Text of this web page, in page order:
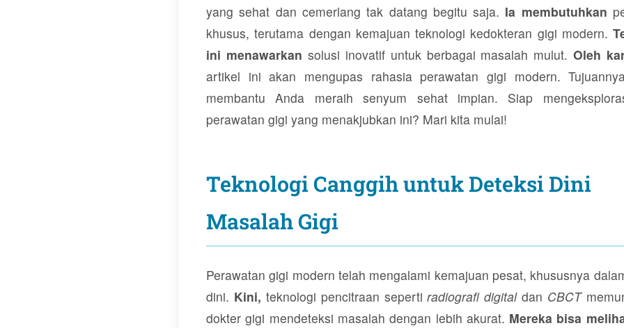
yang sehat dan cemerlang tak datang begitu saja. Ia membutuhkan
khusus, terutama dengan kemajuan teknologi kedokteran gigi modern.
ini menawarkan solusi inovatif untuk berbagai masalah mulut.Oleh
artikel ini akan mengupas rahasia perawatan gigi modern.
membantu Anda meraih senyum sehat impian. Siap
perawatan gigi yang menakjubkan ini? Mari kita mulai!
Link
Teknologi Canggih untuk Deteksi Dini
Masalah Gigi
Perawatan gigi modern telah mengalami kemajuan pesat, khususnya
dini. Kini, teknologi pencitraan sepertiradiografi digitaldan CBCT
dokter gigi mendeteksi masalah dengan lebih akurat. Mereka bisa